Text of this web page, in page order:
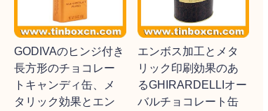
GODIVAのヒンジ付き
長方形のチョコレー
トキャンディ缶、メ
タリック効果とエン
エンボス加工とメタ
リック印刷効果のあ
るGHIRARDELLIオー
バルチョコレート缶